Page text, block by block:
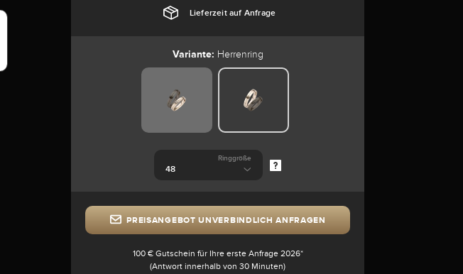
Lieferzeit auf Anfrage
Variante: Herrenring
Ringgröße
PREISANGEBOT UNVERBINDLICH ANFRAGEN
100 € Gutschein für Ihre erste Anfrage 2026*
(Antwort innerhalb von 30 Minuten)